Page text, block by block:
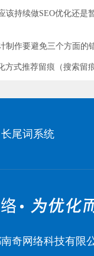
该持续做SEO优化还是
制作要避免三个方面的
方式推荐留痕（搜索留
长尾词系统
奇网络科技有限